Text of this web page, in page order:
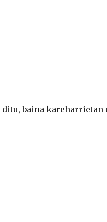
baina kareharrietan